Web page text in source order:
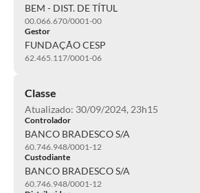
BEM - DIST. DE TÍTUL
00.066.670/0001-00
Gestor
FUNDAÇÃO CESP
62.465.117/0001-06
Classe
Atualizado: 30/09/2024, 23h15
Controlador
BANCO BRADESCO S/A
60.746.948/0001-12
Custodiante
BANCO BRADESCO S/A
60.746.948/0001-12